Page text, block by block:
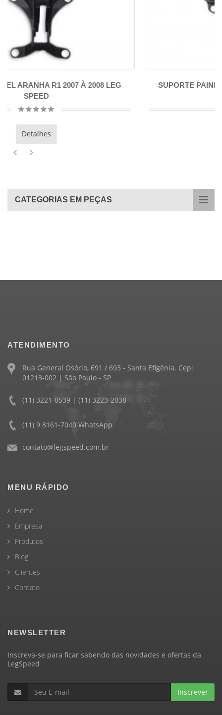
LEG
SUPORTE PAINEL ARANHA R1 2009 À 2014
CATEGORIAS EM PEÇAS
ATENDIMENTO
Rua General Osório, 691 / 693 - Santa Efigênia. Cep:
01213-002 | São Paulo - SP
(11) 3221-0539 | (11) 3223-2038
(11) 9 8161-7040 WhatsApp
contato@legspeed.com.br
MENU RÁPIDO
Home
Empresa
Produtos
Blog
Clientes
Contato
NEWSLETTER
Inscreva-se para ficar sabendo das novidades e ofertas da
LegSpeed
Inscrever